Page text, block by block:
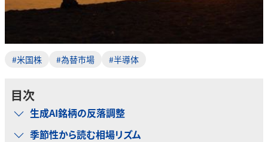
#米国株 #為替市場 #半導体
目次
生成AI銘柄の反落調整
季節性から読む相場リズム